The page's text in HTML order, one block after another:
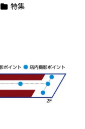
カテゴリー
特集